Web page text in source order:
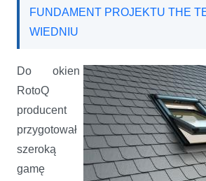
FUNDAMENT PROJEKTU THE
WIEDNIU
Do okien
RotoQ
producent
przygotował
szeroką
gamę